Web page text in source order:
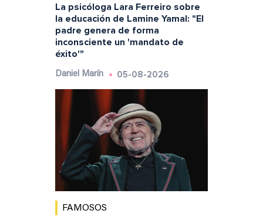
La psicóloga Lara Ferreiro sobre
la educación de Lamine Yamal: "El
padre genera de forma
inconsciente un 'mandato de
éxito'"
Daniel Marín 05-08-2026
FAMOSOS